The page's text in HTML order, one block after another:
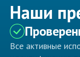
Наши
Все активные